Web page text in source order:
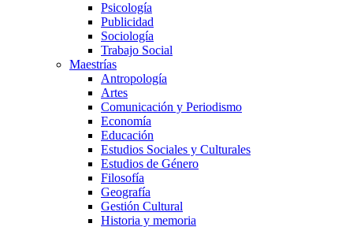
Psicología
Publicidad
Sociología
Trabajo Social
Maestrías
Antropología
Artes
Comunicación y Periodismo
Economía
Educación
Estudios Sociales y Culturales
Estudios de Género
Filosofía
Geografía
Gestión Cultural
Historia y memoria